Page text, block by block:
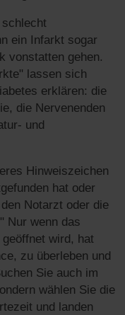
schlecht
ein Infarkt sogar
vonstatten gehen.
lassen sich
erklären: die
die Nervenenden
und
Hinweiszeichen
hat oder
Notarzt oder die
Nur wenn das
wird, hat
zu überleben und
Sie auch im
wählen Sie die
und landen